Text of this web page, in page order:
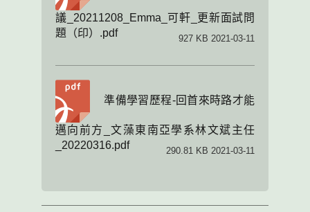
議_20211208_Emma_可軒_更新面試問
題（印）.pdf
927 KB 2021-03-11
準備學習歷程-回首來時路才能
邁向前方_文藻東南亞學系林文斌主任
_20220316.pdf
290.81 KB 2021-03-11